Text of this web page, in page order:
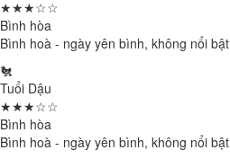
★★★☆☆
Bình hòa
Bình hoà - ngày yên bình, không nổi bật
🐔
Tuổi Dậu
★★★☆☆
Bình hòa
Bình hoà - ngày yên bình, không nổi bật